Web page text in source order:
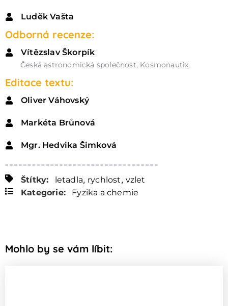
Luděk Vašta
Odborná recenze:
Vítězslav Škorpík
Česká astronomická společnost, Kosmonautix
Editace textu:
Oliver Váhovský
Markéta Brůnová
Mgr. Hedvika Šimková
Štítky: letadla, rychlost, vzlet
Kategorie:
Fyzika a chemie
Mohlo by se vám líbit: